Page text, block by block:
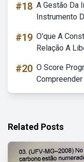
#18 A Gestão Da
Instrumento
#19 O'que A
Relação A
#20 O Score
Related Posts